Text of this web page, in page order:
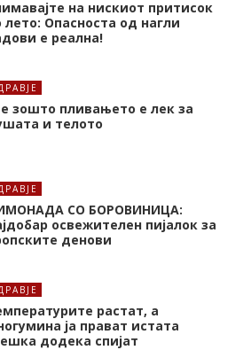
на нискиот притисок
лето: Опасноста од нагли
е реална!
зошто пливањето е лек за
и телото
СО БОРОВИНИЦА:
освежителен пијалок за
денови
растат, а
ја прават истата
додека спијат